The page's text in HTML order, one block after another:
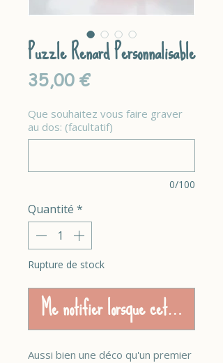
Puzzle Renard Personnalisable
35,00 €Prix
Que souhaitez vous faire graver
au dos: (facultatif)
0/100
Quantité *
Rupture de stock
Me notifier lorsque cet article est
Aussi bien une déco qu'un premier